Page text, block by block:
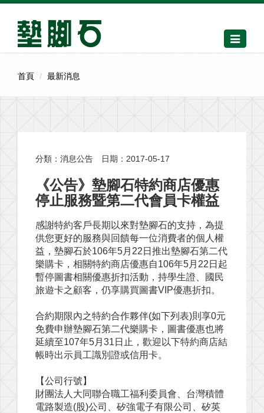
Toggle
首頁 最新消息
分類：消息公告 日期：2017-05-17
《公告》墊腳石特約商店優惠
停止服務暨第二代會員卡權益
感謝特約客戶長期以來對墊腳石的支持，為提
供您更好的服務與回饋每一位消費者的個人權
益，墊腳石於106年5月22日推出墊腳石第二代
樂購卡，相關特約商店優惠自106年5月22日起
暫停圖書相關優惠折扣活動，持學生證、國民
旅遊卡之顧客，仍享購買圖書VIP優惠折扣。
合約期限內之特約合作夥伴(如下列表)則享0元
免費申辦墊腳石第二代樂購卡，圖書優惠也將
延續至107年5月31日止，歡迎以下特約商店結
帳時出示員工識別證或信用卡。
【公司行號】
財團法人大同聯合職工福利委員會、台灣積體
電路製造(股)公司、矽強電子有限公司、矽英